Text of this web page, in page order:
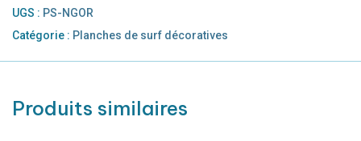
UGS : PS-NGOR
Catégorie : Planches de surf décoratives
Produits similaires